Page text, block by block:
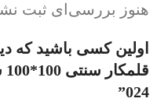
هنوز بررسی‌ای ثبت
اولین کسی باشید که
024”